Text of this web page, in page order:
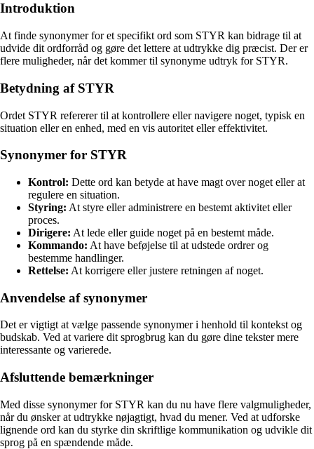
Introduktion
At finde synonymer for et specifikt ord som STYR kan bidrage til at
udvide dit ordforråd og gøre det lettere at udtrykke dig præcist. Der er
flere muligheder, når det kommer til synonyme udtryk for STYR.
Betydning af STYR
Ordet STYR refererer til at kontrollere eller navigere noget, typisk en
situation eller en enhed, med en vis autoritet eller effektivitet.
Synonymer for STYR
Kontrol: Dette ord kan betyde at have magt over noget eller at
regulere en situation.
Styring: At styre eller administrere en bestemt aktivitet eller
proces.
Dirigere: At lede eller guide noget på en bestemt måde.
Kommando: At have beføjelse til at udstede ordrer og
bestemme handlinger.
Rettelse: At korrigere eller justere retningen af noget.
Anvendelse af synonymer
Det er vigtigt at vælge passende synonymer i henhold til kontekst og
budskab. Ved at variere dit sprogbrug kan du gøre dine tekster mere
interessante og varierede.
Afsluttende bemærkninger
Med disse synonymer for STYR kan du nu have flere valgmuligheder,
når du ønsker at udtrykke nøjagtigt, hvad du mener. Ved at udforske
lignende ord kan du styrke din skriftlige kommunikation og udvikle dit
sprog på en spændende måde.